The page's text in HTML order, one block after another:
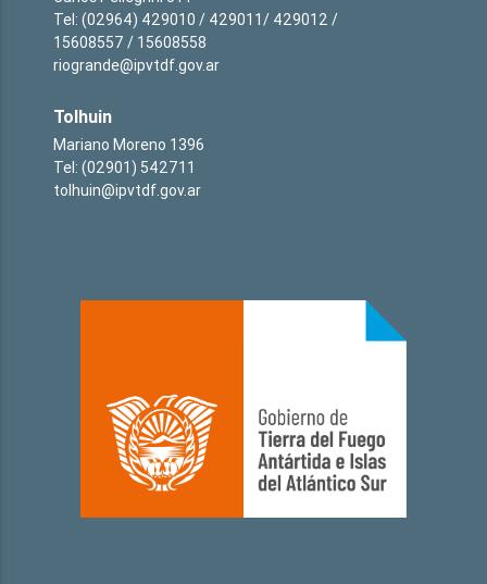
Tel: (02964) 429010 / 429011/ 429012 /
15608557 / 15608558
riogrande@ipvtdf.gov.ar
Tolhuin
Mariano Moreno 1396
Tel: (02901) 542711
tolhuin@ipvtdf.gov.ar